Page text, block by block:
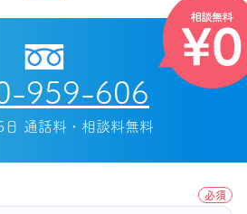
959-606
日 通話料・相談料無料
必須